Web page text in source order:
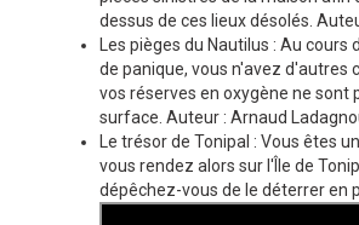
dessus de ces lieux désolés.
Les pièges du Nautilus : Au
de panique, vous n'avez d'autres
vos réserves en oxygène ne
surface. Auteur : Arnaud
Le trésor de Tonipal : Vous êtes
vous rendez alors sur l'Île de
dépêchez-vous de le déterrer en